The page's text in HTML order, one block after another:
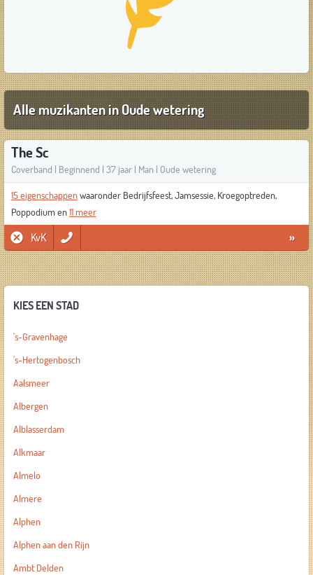
Alle muzikanten in Oude wetering
The Sc
Coverband | Beginnend | 37 jaar | Man | Oude wetering
15 eigenschappenwaaronder Bedrijfsfeest, Jamsessie, Kroegoptreden,
Poppodium en11 meer
KvK »
KIES EEN STAD
's-Gravenhage
's-Hertogenbosch
Aalsmeer
Albergen
Alblasserdam
Alkmaar
Almelo
Almere
Alphen
Alphen aan den Rijn
Ambt Delden